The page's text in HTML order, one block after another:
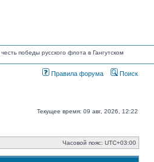
победы русского флота в Гангутском
Правила форума Поиск
Текущее время: 09 авг, 2026, 12:22
Часовой пояс: UTC+03:00